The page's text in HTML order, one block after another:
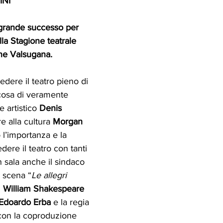
successo per
Stagione teatrale
Valsugana.
il teatro pieno di
di veramente
artistico Denis
alla cultura Morgan
e la
il teatro con tanti
sala anche il sindaco
scena “Le allegri
William Shakespeare
Erba e la regia
la coproduzione